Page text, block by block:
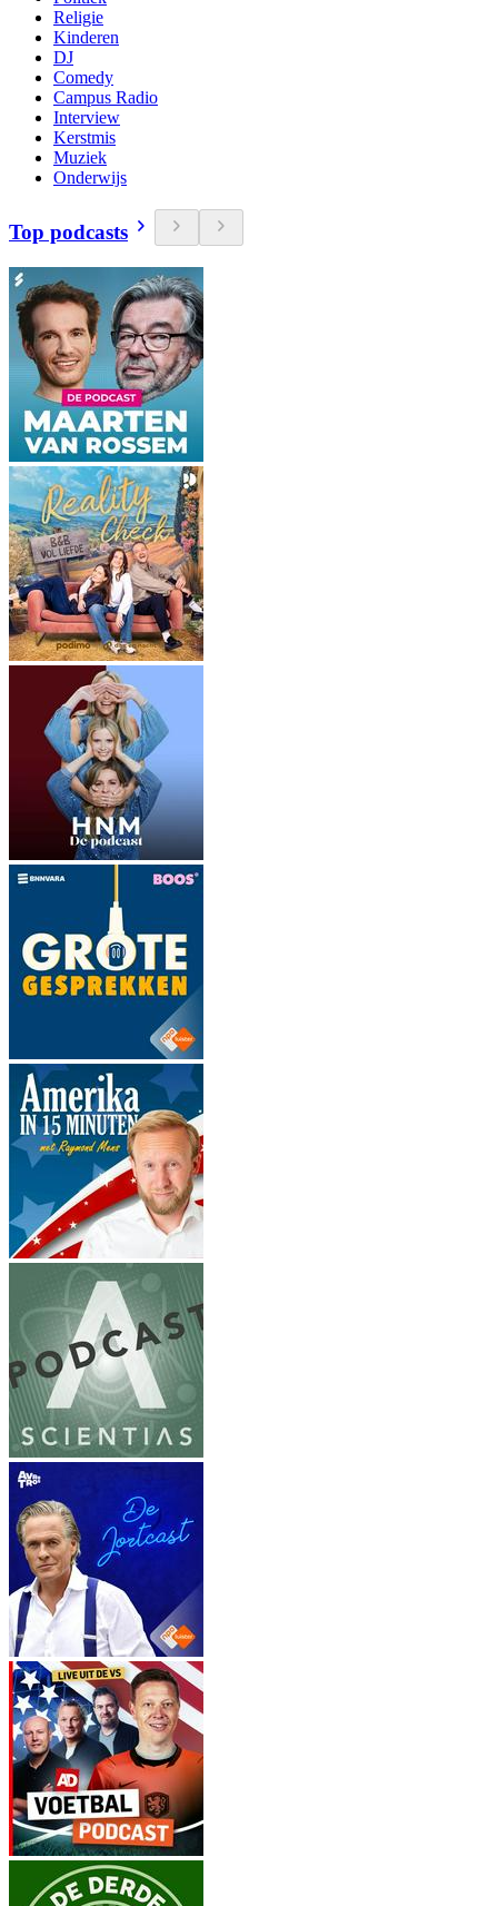
Religie
Kinderen
DJ
Comedy
Campus Radio
Interview
Kerstmis
Muziek
Onderwijs
Top podcasts